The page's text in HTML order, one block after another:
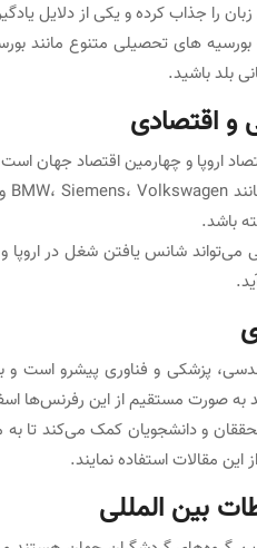
را جذاب کرده و یکی از دلایل
بلد باشید.
اقتصادی
اروپا و چهارمین اقتصاد جهان
باشد.
می‌تواند شانس یافتن شغل در
پزشکی و فناوری پیشرو است
به صورت مستقیم از این رفرنس‌ها
و دانشجویان کمک می‌کند تا
مقالات استفاده نمایند.
بین المللی